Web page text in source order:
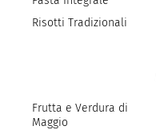
Risotti Tradizionali
Frutta e Verdura di
Maggio